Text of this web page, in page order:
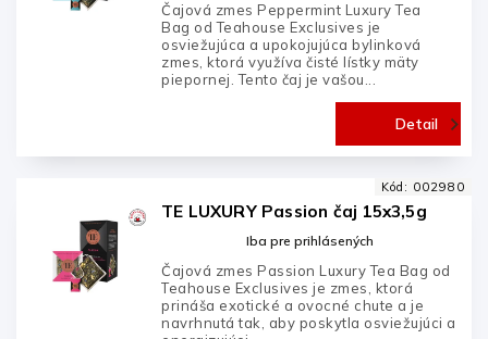
Detail
Čajová zmes Peppermint Luxury Tea
Bag od Teahouse Exclusives je
osviežujúca a upokojujúca bylinková
zmes, ktorá využíva čisté lístky mäty
piepornej. Tento čaj je vašou...
TE LUXURY Passion čaj 15x3,5g
Iba pre prihlásených
Čajová zmes Passion Luxury Tea Bag od
Teahouse Exclusives je zmes, ktorá
prináša exotické a ovocné chute a je
navrhnutá tak, aby poskytla osviežujúci a
Kód: 002980